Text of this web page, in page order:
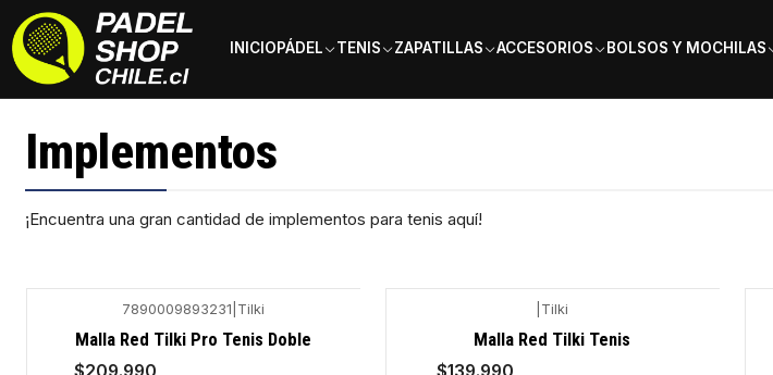
INICIOPÁDEL TENIS ZAPATILLAS ACCESORIOS BOLSOS Y MOCHILAS
Inicio Tenis Implementos
Implementos
¡Encuentra una gran cantidad de implementos para tenis aquí!
-5%
7890009893231 Tilki
Malla Red Tilki Pro Tenis Doble
Tilki
Malla Red Tilki Tenis